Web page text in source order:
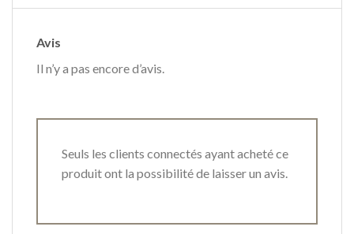
Avis
Il n’y a pas encore d’avis.
Seuls les clients connectés ayant acheté ce
produit ont la possibilité de laisser un avis.